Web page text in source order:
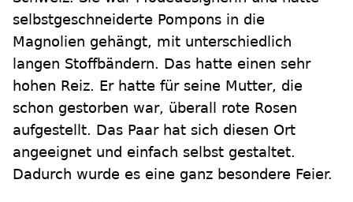
selbstgeschneiderte Pompons in die
Magnolien gehängt, mit unterschiedlich
langen Stoffbändern. Das hatte einen sehr
hohen Reiz. Er hatte für seine Mutter, die
schon gestorben war, überall rote Rosen
aufgestellt. Das Paar hat sich diesen Ort
angeeignet und einfach selbst gestaltet.
Dadurch wurde es eine ganz besondere Feier.